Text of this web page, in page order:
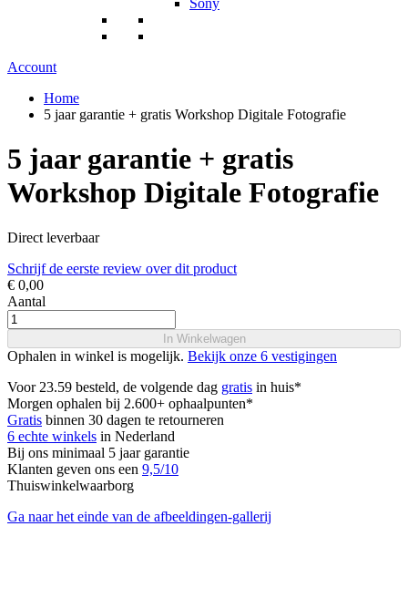
Sony
Account
Home
5 jaar garantie + gratis Workshop Digitale Fotografie
5 jaar garantie + gratis
Workshop Digitale Fotografie
Direct leverbaar
Schrijf de eerste review over dit product
€ 0,00
Aantal
In Winkelwagen
Ophalen in winkel is mogelijk. Bekijk onze 6 vestigingen
Voor 23.59 besteld, de volgende dag gratis in huis*
Morgen ophalen bij 2.600+ ophaalpunten*
Gratis binnen 30 dagen te retourneren
6 echte winkels in Nederland
Bij ons minimaal 5 jaar garantie
Klanten geven ons een 9,5/10
Thuiswinkelwaarborg
Ga naar het einde van de afbeeldingen-gallerij